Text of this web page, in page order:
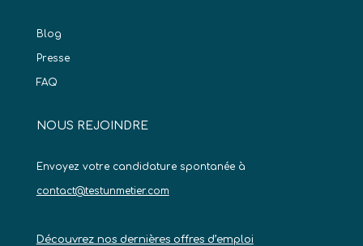
Blog
Presse
FAQ
NOUS REJOINDRE
Envoyez votre candidature spontanée à
contact@testunmetier.com
Découvrez nos dernières offres d’emploi